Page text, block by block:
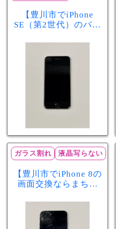
【豊川市でiPhone
SE（第2世代）のバッ
スマ豊川店】電池の
減りが早い症状も当
ガラス割れ 液晶写らない
【豊川市でiPhone 8の
画面交換ならまちス
れ・液晶不良も当日
60分で修理可能！